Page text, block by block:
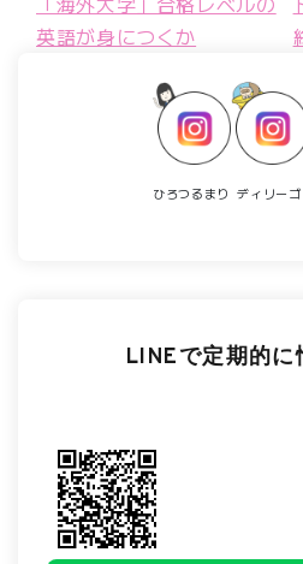
英語が身につくか
ひろつるまり ディリーゴ
LINEで定期的に